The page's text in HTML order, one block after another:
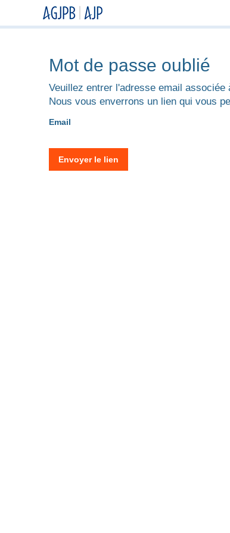
Mot de passe oublié
Veuillez entrer l'adresse email
Nous vous enverrons un lien qui vous
Email